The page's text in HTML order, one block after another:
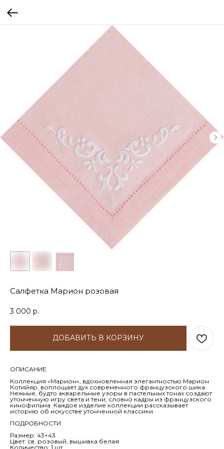
Салфетка Марион розовая
3 000 р.
ДОБАВИТЬ В КОРЗИНУ
ОПИСАНИЕ
Коллекция «Марион», вдохновленная элегантностью Марион
Котийяр, воплощает дух современного французского шика.
Нежные, будто акварельные узоры в пастельных тонах создают
утонченную игру света и тени, словно кадры из французского
кинофильма. Каждое изделие коллекции рассказывает
историю об искусстве утонченной классики.
ПОДРОБНОСТИ
Размер: 43×43
Цвет: св. розовый, вышивка белая
Количество: 1 шт